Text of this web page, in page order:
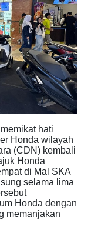
hati
Honda wilayah
(CDN) kembali
Honda
di Mal SKA
selama lima
Honda dengan
memanjakan